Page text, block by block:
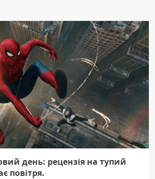
день: рецензія на тупий
повітря.